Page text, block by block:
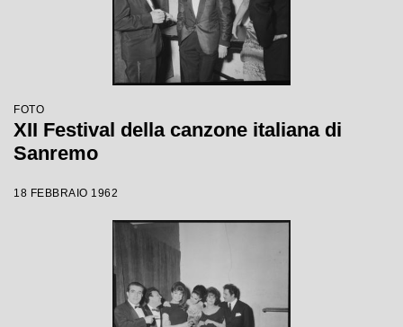
FOTO
XII Festival della canzone italiana di
Sanremo
18 FEBBRAIO 1962